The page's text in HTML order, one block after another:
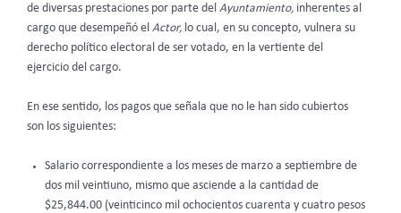
de diversas prestaciones por parte del Ayuntamiento, inherentes al
cargo que desempeñó el Actor, lo cual, en su concepto, vulnera su
derecho político electoral de ser votado, en la vertiente del
ejercicio del cargo.
En ese sentido, los pagos que señala que no le han sido cubiertos
son los siguientes:
Salario correspondiente a los meses de marzo a septiembre de
dos mil veintiuno, mismo que asciende a la cantidad de
$25,844.00 (veinticinco mil ochocientos cuarenta y cuatro pesos